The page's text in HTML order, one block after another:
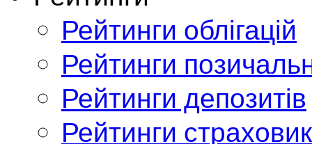
Рейтинги облігацій
Рейтинги
Рейтинги депозитів
Рейтинги